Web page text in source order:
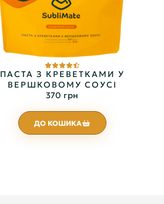
ПАСТА З КРЕВЕТКАМИ У
ВЕРШКОВОМУ СОУСІ
370 грн
ДО КОШИКА